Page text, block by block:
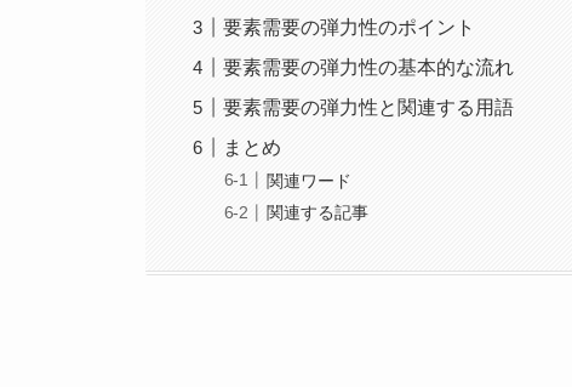
要素需要の弾力性のポイント
要素需要の弾力性の基本的な流れ
要素需要の弾力性と関連する用語
まとめ
関連ワード
関連する記事